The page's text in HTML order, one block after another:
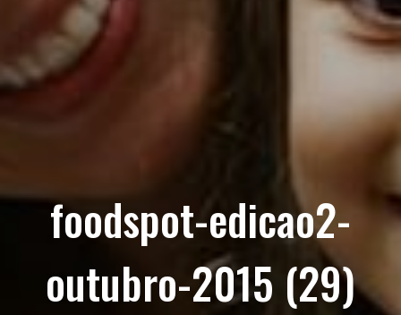
foodspot-edicao2-
outubro-2015 (29)